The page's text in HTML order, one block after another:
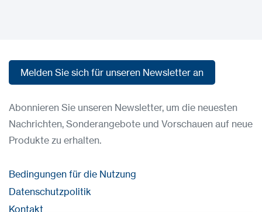
Melden Sie sich für unseren Newsletter an
Abonnieren Sie unseren Newsletter, um die neuesten
Nachrichten, Sonderangebote und Vorschauen auf neue
Produkte zu erhalten.
Bedingungen für die Nutzung
Datenschutzpolitik
Kontakt